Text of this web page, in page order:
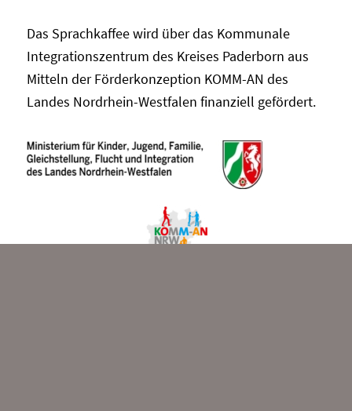
Das Sprachkaffee wird über das Kommunale
Integrationszentrum des Kreises Paderborn aus
Mitteln der Förderkonzeption KOMM-AN des
Landes Nordrhein-Westfalen finanziell gefördert.